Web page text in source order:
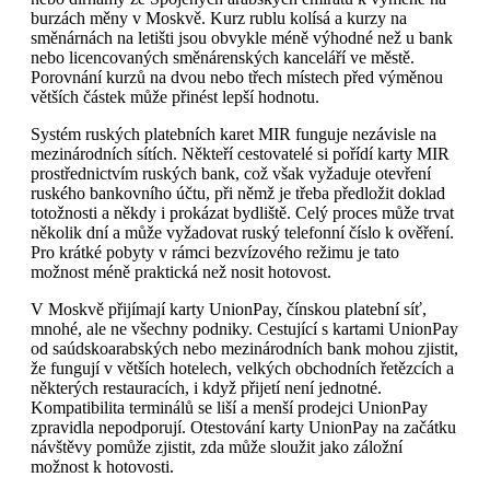
burzách měny v Moskvě. Kurz rublu kolísá a kurzy na
směnárnách na letišti jsou obvykle méně výhodné než u bank
nebo licencovaných směnárenských kanceláří ve městě.
Porovnání kurzů na dvou nebo třech místech před výměnou
větších částek může přinést lepší hodnotu.
Systém ruských platebních karet MIR funguje nezávisle na
mezinárodních sítích. Někteří cestovatelé si pořídí karty MIR
prostřednictvím ruských bank, což však vyžaduje otevření
ruského bankovního účtu, při němž je třeba předložit doklad
totožnosti a někdy i prokázat bydliště. Celý proces může trvat
několik dní a může vyžadovat ruský telefonní číslo k ověření.
Pro krátké pobyty v rámci bezvízového režimu je tato
možnost méně praktická než nosit hotovost.
V Moskvě přijímají karty UnionPay, čínskou platební síť,
mnohé, ale ne všechny podniky. Cestující s kartami UnionPay
od saúdskoarabských nebo mezinárodních bank mohou zjistit,
že fungují v větších hotelech, velkých obchodních řetězcích a
některých restauracích, i když přijetí není jednotné.
Kompatibilita terminálů se liší a menší prodejci UnionPay
zpravidla nepodporují. Otestování karty UnionPay na začátku
návštěvy pomůže zjistit, zda může sloužit jako záložní
možnost k hotovosti.